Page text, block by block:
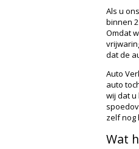
Als u
binnen
Omdat
dat de
Auto
auto
wij dat u
zelf nog
Wat